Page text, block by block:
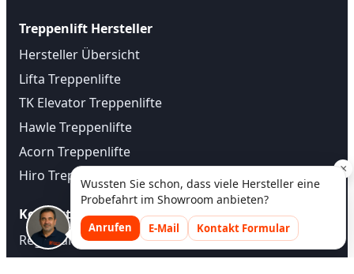
Treppenlift Hersteller
Hersteller Übersicht
Lifta Treppenlifte
TK Elevator Treppenlifte
Hawle Treppenlifte
Acorn Treppenlifte
Hiro Treppenlifte
Kontakt
Regional Treppenlift
×
Wussten Sie schon, dass viele Hersteller eine
Probefahrt im Showroom anbieten?
Anrufen E-Mail Kontakt Formular